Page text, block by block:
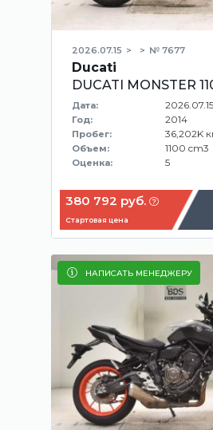
2026.07.15 № 7677
Ducati
DUCATI MONSTER
Дата: 2026.07.15
Год: 2014
Пробег: 36,202K
Объем: 1100 cm3
Оценка: 5
380 792 руб.
Стартовая цена
НАПИСАТЬ МЕНЕДЖЕРУ